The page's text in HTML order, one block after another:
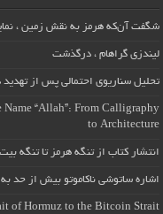
شگفت آن‌که هرمز به نقش زمین ،
لیندزی گراهام ، درگذشت
تحلیل سناریوی احتمالی پس از تهدید
“Allah”: From Calligraphy
to Architecture
انتشار کتاب از تنگه هرمز تا تنگه
اشاره ساتوشی ناکاموتو بیش از حد
of Hormuz to the Bitcoin Strait